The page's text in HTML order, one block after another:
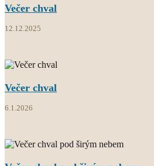
Večer chval
12.12.2025
Večer chval
6.1.2026